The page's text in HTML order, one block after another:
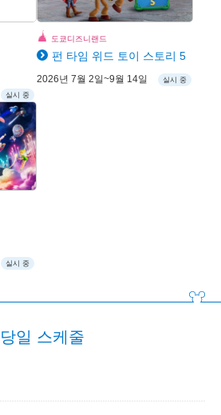
실시 중
도쿄디즈니랜드
펀 타임 위드 토이 스토리 5
2026년 7월 2일~9월 14일 실시 중
실시 중
당일 스케줄